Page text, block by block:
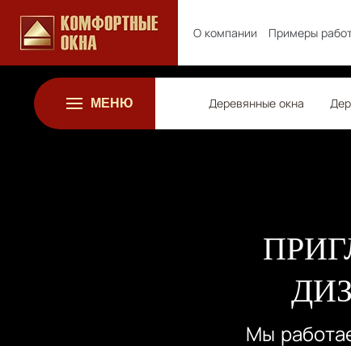
О компании Примеры
МЕНЮ Деревянные окна
Мы